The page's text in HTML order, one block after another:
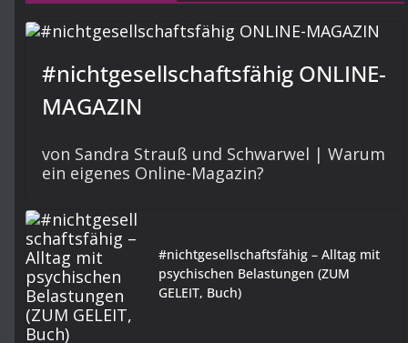
#nichtgesellschaftsfähig ONLINE-
MAGAZIN
von Sandra Strauß und Schwarwel | Warum
ein eigenes Online-Magazin?
#nichtgesellschaftsfähig – Alltag mit
psychischen Belastungen (ZUM
GELEIT, Buch)